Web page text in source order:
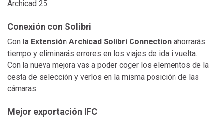
Archicad 25.
Conexión con Solibri
Con la Extensión Archicad Solibri Connection ahorrarás
tiempo y eliminarás errores en los viajes de ida i vuelta.
Con la nueva mejora vas a poder coger los elementos de la
cesta de selección y verlos en la misma posición de las
cámaras.
Mejor exportación IFC